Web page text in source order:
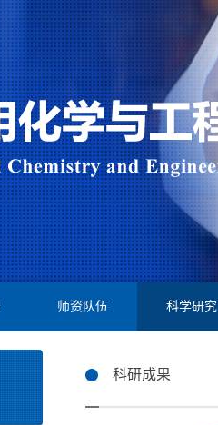
师资队伍 科学研究
科研成果